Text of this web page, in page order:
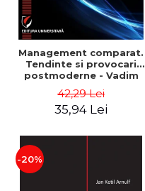
Management comparat.
Tendinte si provocari
postmoderne - Vadim
42,29 Lei
35,94 Lei
-20%